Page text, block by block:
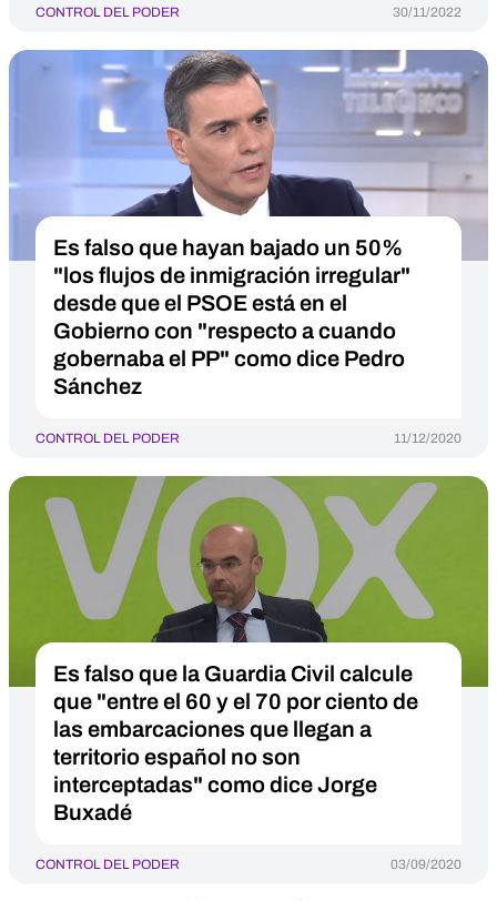
CONTROL DEL PODER 30/11/2022
Es falso que hayan bajado un 50%
"los flujos de inmigración irregular"
desde que el PSOE está en el
Gobierno con "respecto a cuando
gobernaba el PP" como dice Pedro
Sánchez
CONTROL DEL PODER 11/12/2020
Es falso que la Guardia Civil calcule
que "entre el 60 y el 70 por ciento de
las embarcaciones que llegan a
territorio español no son
interceptadas" como dice Jorge
Buxadé
CONTROL DEL PODER 03/09/2020